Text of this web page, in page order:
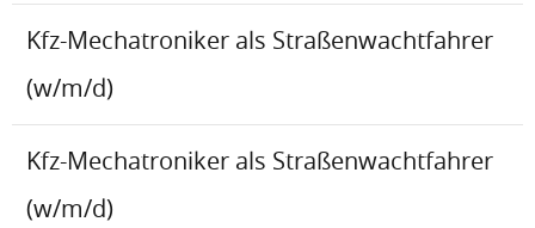
Kfz-Mechatroniker als Straßenwachtfahrer
(w/m/d)
Kfz-Mechatroniker als Straßenwachtfahrer
(w/m/d)